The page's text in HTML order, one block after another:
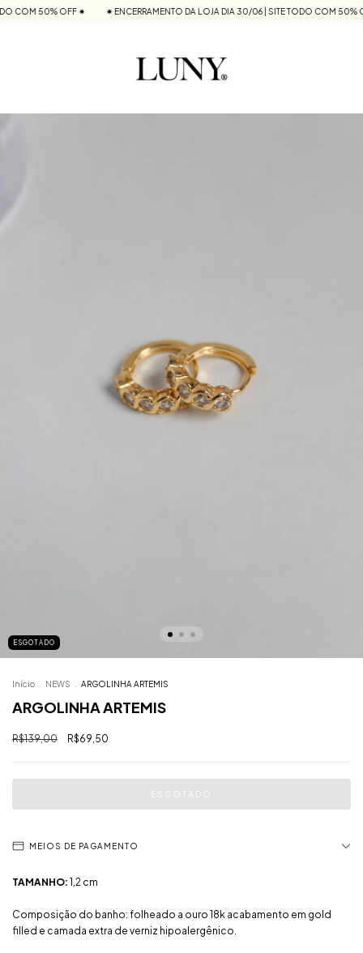
COM 50% OFF ✷ ✷ ENCERRAMENTO DA LOJA DIA 30/06 | SITE TODO COM 50%
ESGOTADO
Início NEWS ARGOLINHA ARTEMIS
ARGOLINHA ARTEMIS
R$139,00 R$69,50
MEIOS DE PAGAMENTO
TAMANHO: 1,2 cm
Composição do banho: folheado a ouro 18k acabamento em gold
filled e camada extra de verniz hipoalergênico.